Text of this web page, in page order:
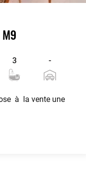
M9
3 -
à la vente une